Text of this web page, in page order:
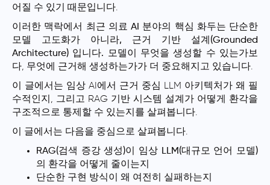
어질 수 있기 때문입니다.
이러한 맥락에서 최근 의료 AI 분야의 핵심 화두는 단순한
모델 고도화가 아니라, 근거 기반 설계(Grounded
Architecture) 입니다. 모델이 무엇을 생성할 수 있는가보
다, 무엇에 근거해 생성하는가가 더 중요해지고 있습니다.
이 글에서는 임상 AI에서 근거 중심 LLM 아키텍처가 왜 필
수적인지, 그리고 RAG 기반 시스템 설계가 어떻게 환각을
구조적으로 통제할 수 있는지를 살펴봅니다.
이 글에서는 다음을 중심으로 살펴봅니다.
RAG(검색 증강 생성)이 임상 LLM(대규모 언어 모델)
의 환각을 어떻게 줄이는지
단순한 구현 방식이 왜 여전히 실패하는지